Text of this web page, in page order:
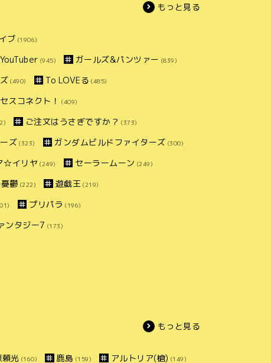
もっと見る
ブ (1906)
(945) ガールズ&パンツァー (839)
(490) To LOVEる (485)
スコネクト！ (409)
ご注文はうさぎですか？ (373)
ズ (323) ガンダムビルドファイターズ (300)
イリヤ (249) セーラームーン (249)
鬱 (222) 遊戯王 (219)
プリパラ (196)
ンタジー7 (173)
もっと見る
頼光 (160) 鹿島 (159) アルトリア(槍) (149)